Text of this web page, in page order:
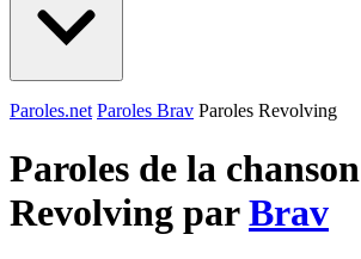
Paroles.net Paroles Brav Paroles Revolving
Paroles de la chanson
Revolving parBrav